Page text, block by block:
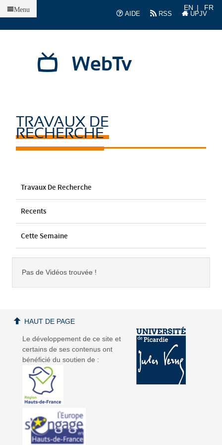
AIDE
RSS UPJV
EN FR
WebTv
Menu
TRAVAUX DE
RECHERCHE
Travaux De Recherche
Recents
Cette Semaine
Pas de Vidéos trouvée !
Le développement de ce site et
certains de ses contenus ont
bénéficié du soutien de :
HAUT DE PAGE